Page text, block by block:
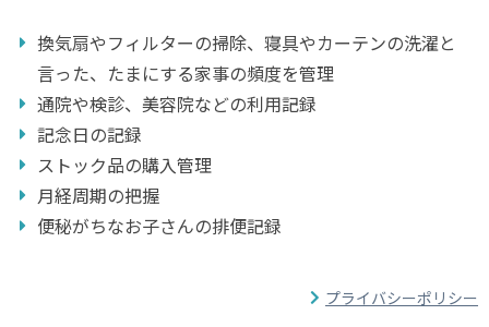
換気扇やフィルターの掃除、寝具やカーテンの洗濯と
言った、たまにする家事の頻度を管理
通院や検診、美容院などの利用記録
記念日の記録
ストック品の購入管理
月経周期の把握
便秘がちなお子さんの排便記録
プライバシーポリシー